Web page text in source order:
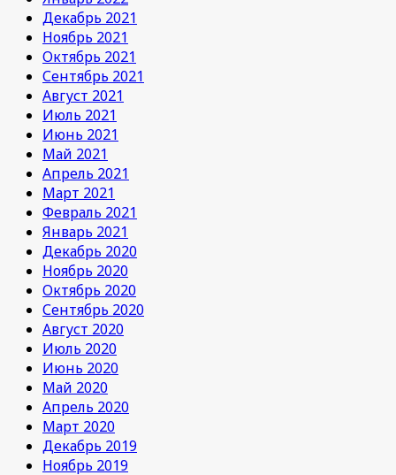
Декабрь 2021
Ноябрь 2021
Октябрь 2021
Сентябрь 2021
Август 2021
Июль 2021
Июнь 2021
Май 2021
Апрель 2021
Март 2021
Февраль 2021
Январь 2021
Декабрь 2020
Ноябрь 2020
Октябрь 2020
Сентябрь 2020
Август 2020
Июль 2020
Июнь 2020
Май 2020
Апрель 2020
Март 2020
Декабрь 2019
Ноябрь 2019